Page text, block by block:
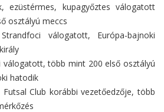
ezüstérmes, kupagyőztes válogatott
osztályú meccs
válogatott, Európa-bajnoki
válogatott, több mint 200 első osztályú
hatodik
Club korábbi vezetőedzője, több